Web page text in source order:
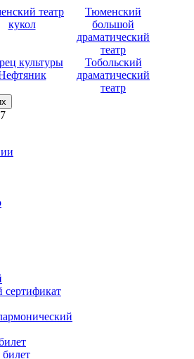
театр
кукол
Тюменский
большой
драматический
театр
культуры
Тобольский
драматический
театр